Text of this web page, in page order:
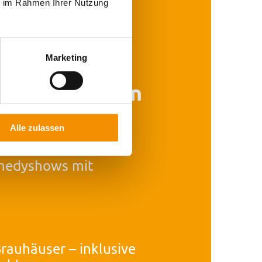
Rahmen Ihrer Nutzung
Marketing
Alle zulassen
Geschenk für
verschenken
mit
– inklusive